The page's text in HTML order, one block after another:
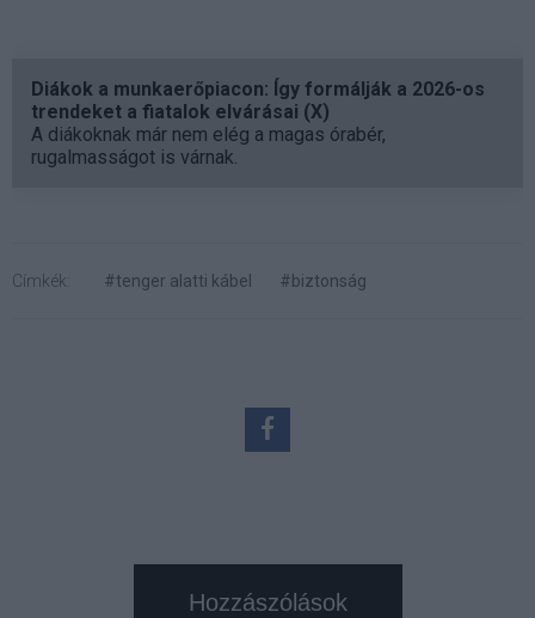
Diákok a munkaerőpiacon: Így formálják a 2026-os
trendeket a fiatalok elvárásai (X)
A diákoknak már nem elég a magas órabér,
rugalmasságot is várnak.
Címkék: #tenger alatti kábel #biztonság
Hozzászólások